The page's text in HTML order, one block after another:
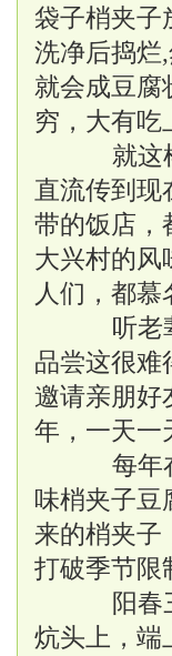
袋子梢夹子
洗净后捣烂
就会成豆腐
穷，大有吃
就这样
直流传到现
带的饭店，
大兴村的风
人们，都慕
听老辈
品尝这很难
邀请亲朋好
年，一天一
每年在
味梢夹子豆
来的梢夹子
打破季节限
阳春三
炕头上，端